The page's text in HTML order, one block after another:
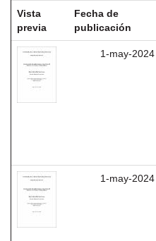
Vista
previa
Fecha de
publicación
1-may-2024
1-may-2024